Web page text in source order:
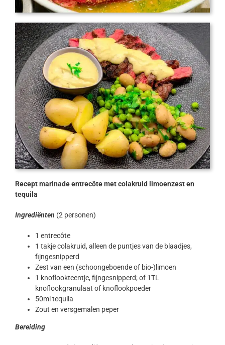
Recept marinade entrecôte met colakruid limoenzest en
tequila
Ingrediënten (2 personen)
1 entrecôte
1 takje colakruid, alleen de puntjes van de blaadjes,
fijngesnipperd
Zest van een (schoongeboende of bio-)limoen
1 knoflookteentje, fijngesnipperd; of 1TL
knoflookgranulaat of knoflookpoeder
50ml tequila
Zout en versgemalen peper
Bereiding